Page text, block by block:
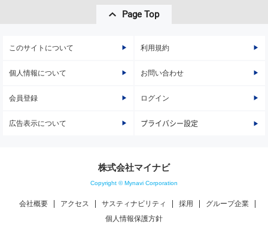
Page Top
このサイトについて 利用規約
個人情報について お問い合わせ
会員登録 ログイン
広告表示について プライバシー設定
株式会社マイナビ
Copyright © Mynavi Corporation
会社概要 アクセス サスティナビリティ 採用
グループ企業
個人情報保護方針